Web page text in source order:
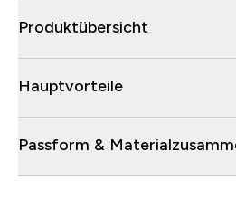
Produktübersicht
Hauptvorteile
Passform &